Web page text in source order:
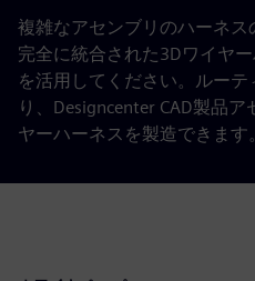
複雑なアセンブリのハーネス
完全に統合された3Dワイヤ
を活用してください。ルー
り、Designcenter CAD製品
ヤーハーネスを製造できます。